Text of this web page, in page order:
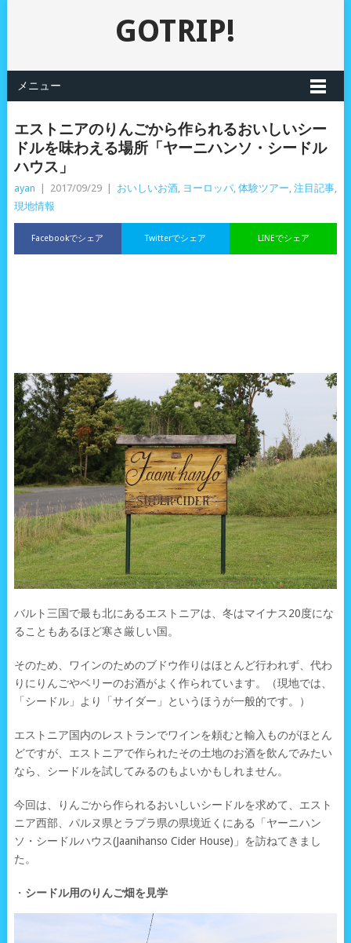
GOTRIP!
メニュー
エストニアのりんごから作られるおいしいシー
ドルを味わえる場所「ヤーニハンソ・シードル
ハウス」
ayan 2017/09/29 おいしいお酒, ヨーロッパ, 体験ツアー, 注目記事,
現地情報
Facebookでシェア LINEでシェア
Twitterでシェア
バルト三国で最も北にあるエストニアは、冬はマイナス20度にな
ることもあるほど寒さ厳しい国。
そのため、ワインのためのブドウ作りはほとんど行われず、代わ
りにりんごやベリーのお酒がよく作られています。（現地では、
「シードル」より「サイダー」というほうが一般的です。）
エストニア国内のレストランでワインを頼むと輸入ものがほとん
どですが、エストニアで作られたその土地のお酒を飲んでみたい
なら、シードルを試してみるのもよいかもしれません。
今回は、りんごから作られるおいしいシードルを求めて、エスト
ニア西部、パルヌ県とラプラ県の県境近くにある「ヤーニハン
ソ・シードルハウス(Jaanihanso Cider House)」を訪ねてきまし
た。
・ シードル用のりんご畑を見学